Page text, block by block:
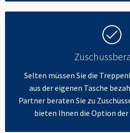
Selten müssen Sie die
aus der eigenen Tasche
Partner beraten Sie zu
bieten Ihnen die Option